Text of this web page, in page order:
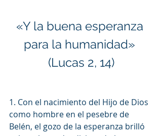
«Y la buena esperanza
para la humanidad»
(Lucas 2, 14)
1. Con el nacimiento del Hijo de Dios
como hombre en el pesebre de
Belén, el gozo de la esperanza brilló